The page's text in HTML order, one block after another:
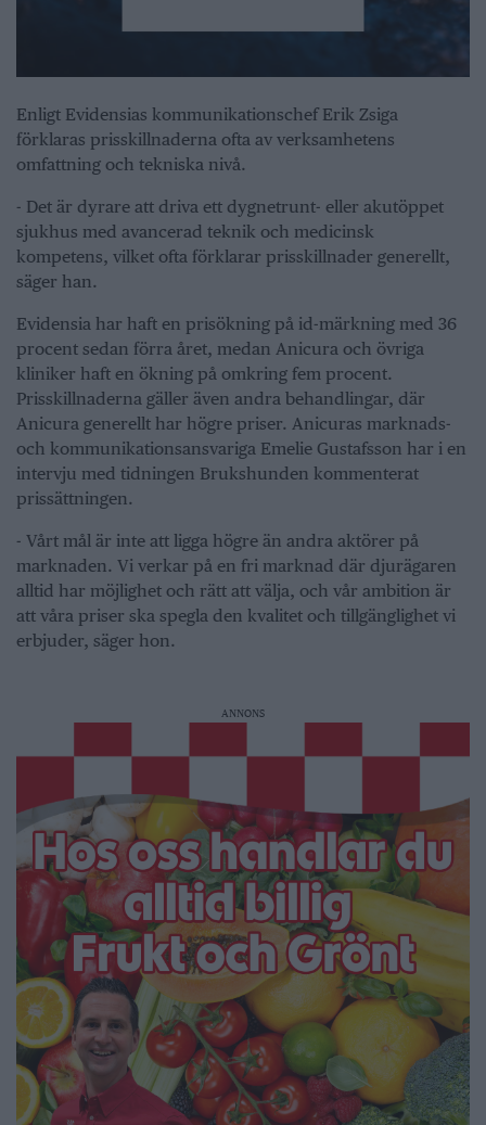
Enligt Evidensias kommunikationschef Erik Zsiga
förklaras prisskillnaderna ofta av verksamhetens
omfattning och tekniska nivå.
- Det är dyrare att driva ett dygnetrunt- eller akutöppet
sjukhus med avancerad teknik och medicinsk
kompetens, vilket ofta förklarar prisskillnader generellt,
säger han.
Evidensia har haft en prisökning på id-märkning med 36
procent sedan förra året, medan Anicura och övriga
kliniker haft en ökning på omkring fem procent.
Prisskillnaderna gäller även andra behandlingar, där
Anicura generellt har högre priser. Anicuras marknads-
och kommunikationsansvariga Emelie Gustafsson har i en
intervju med tidningen Brukshunden kommenterat
prissättningen.
- Vårt mål är inte att ligga högre än andra aktörer på
marknaden. Vi verkar på en fri marknad där djurägaren
alltid har möjlighet och rätt att välja, och vår ambition är
att våra priser ska spegla den kvalitet och tillgänglighet vi
erbjuder, säger hon.
ANNONS